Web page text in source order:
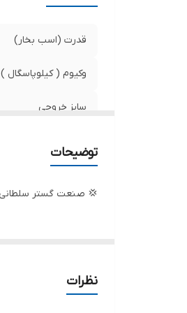
قدرت (اسب بخار)
وکیوم ( کیلوپاسگال )
سایز خروجی
حداکثر دبی (لیتر در
توضیحات
💢 صنعت گستر سلطانی
نظرات